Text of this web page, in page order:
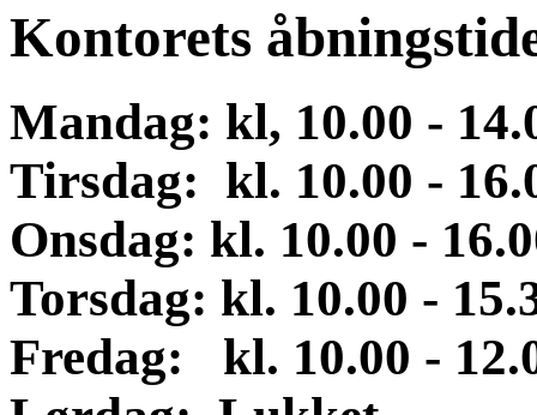
Kontorets
Mandag: kl, 10.00 -
Tirsdag: kl. 10.00 -
Onsdag: kl. 10.00 -
Torsdag: kl. 10.00 -
Fredag: kl. 10.00 -